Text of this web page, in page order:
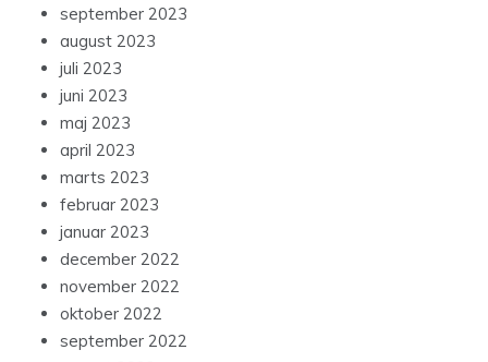
september 2023
august 2023
juli 2023
juni 2023
maj 2023
april 2023
marts 2023
februar 2023
januar 2023
december 2022
november 2022
oktober 2022
september 2022